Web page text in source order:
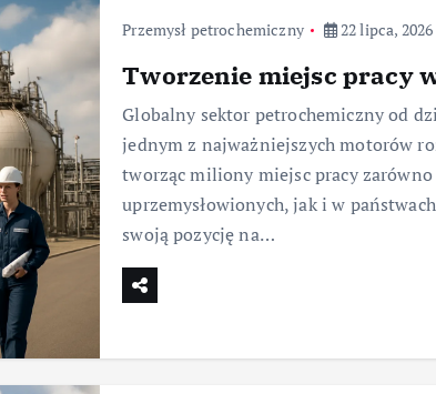
Przemysł petrochemiczny 22 lipca, 2026
Tworzenie miejsc pracy
Globalny sektor petrochemiczny od
jednym z najważniejszych motorów
tworząc miliony miejsc pracy
uprzemysłowionych, jak i w
swoją pozycję na…